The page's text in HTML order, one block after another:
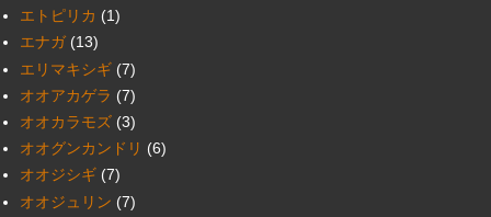
エトピリカ (1)
エナガ (13)
エリマキシギ (7)
オオアカゲラ (7)
オオカラモズ (3)
オオグンカンドリ (6)
オオジシギ (7)
オオジュリン (7)